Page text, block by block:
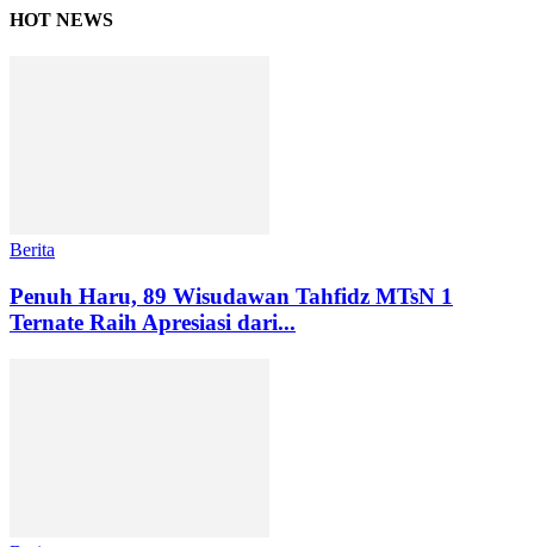
HOT NEWS
Berita
Penuh Haru, 89 Wisudawan Tahfidz MTsN 1
Ternate Raih Apresiasi dari...